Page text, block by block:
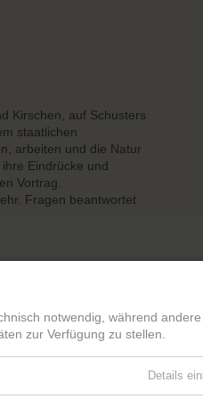
Kirschen, auf Schusters
staatlichen
arbeiten und die Natur
Eindrücke und
Vortrag.
Fragen beantwortet
notwendig, während
zur Verfügung zu stellen.
Details